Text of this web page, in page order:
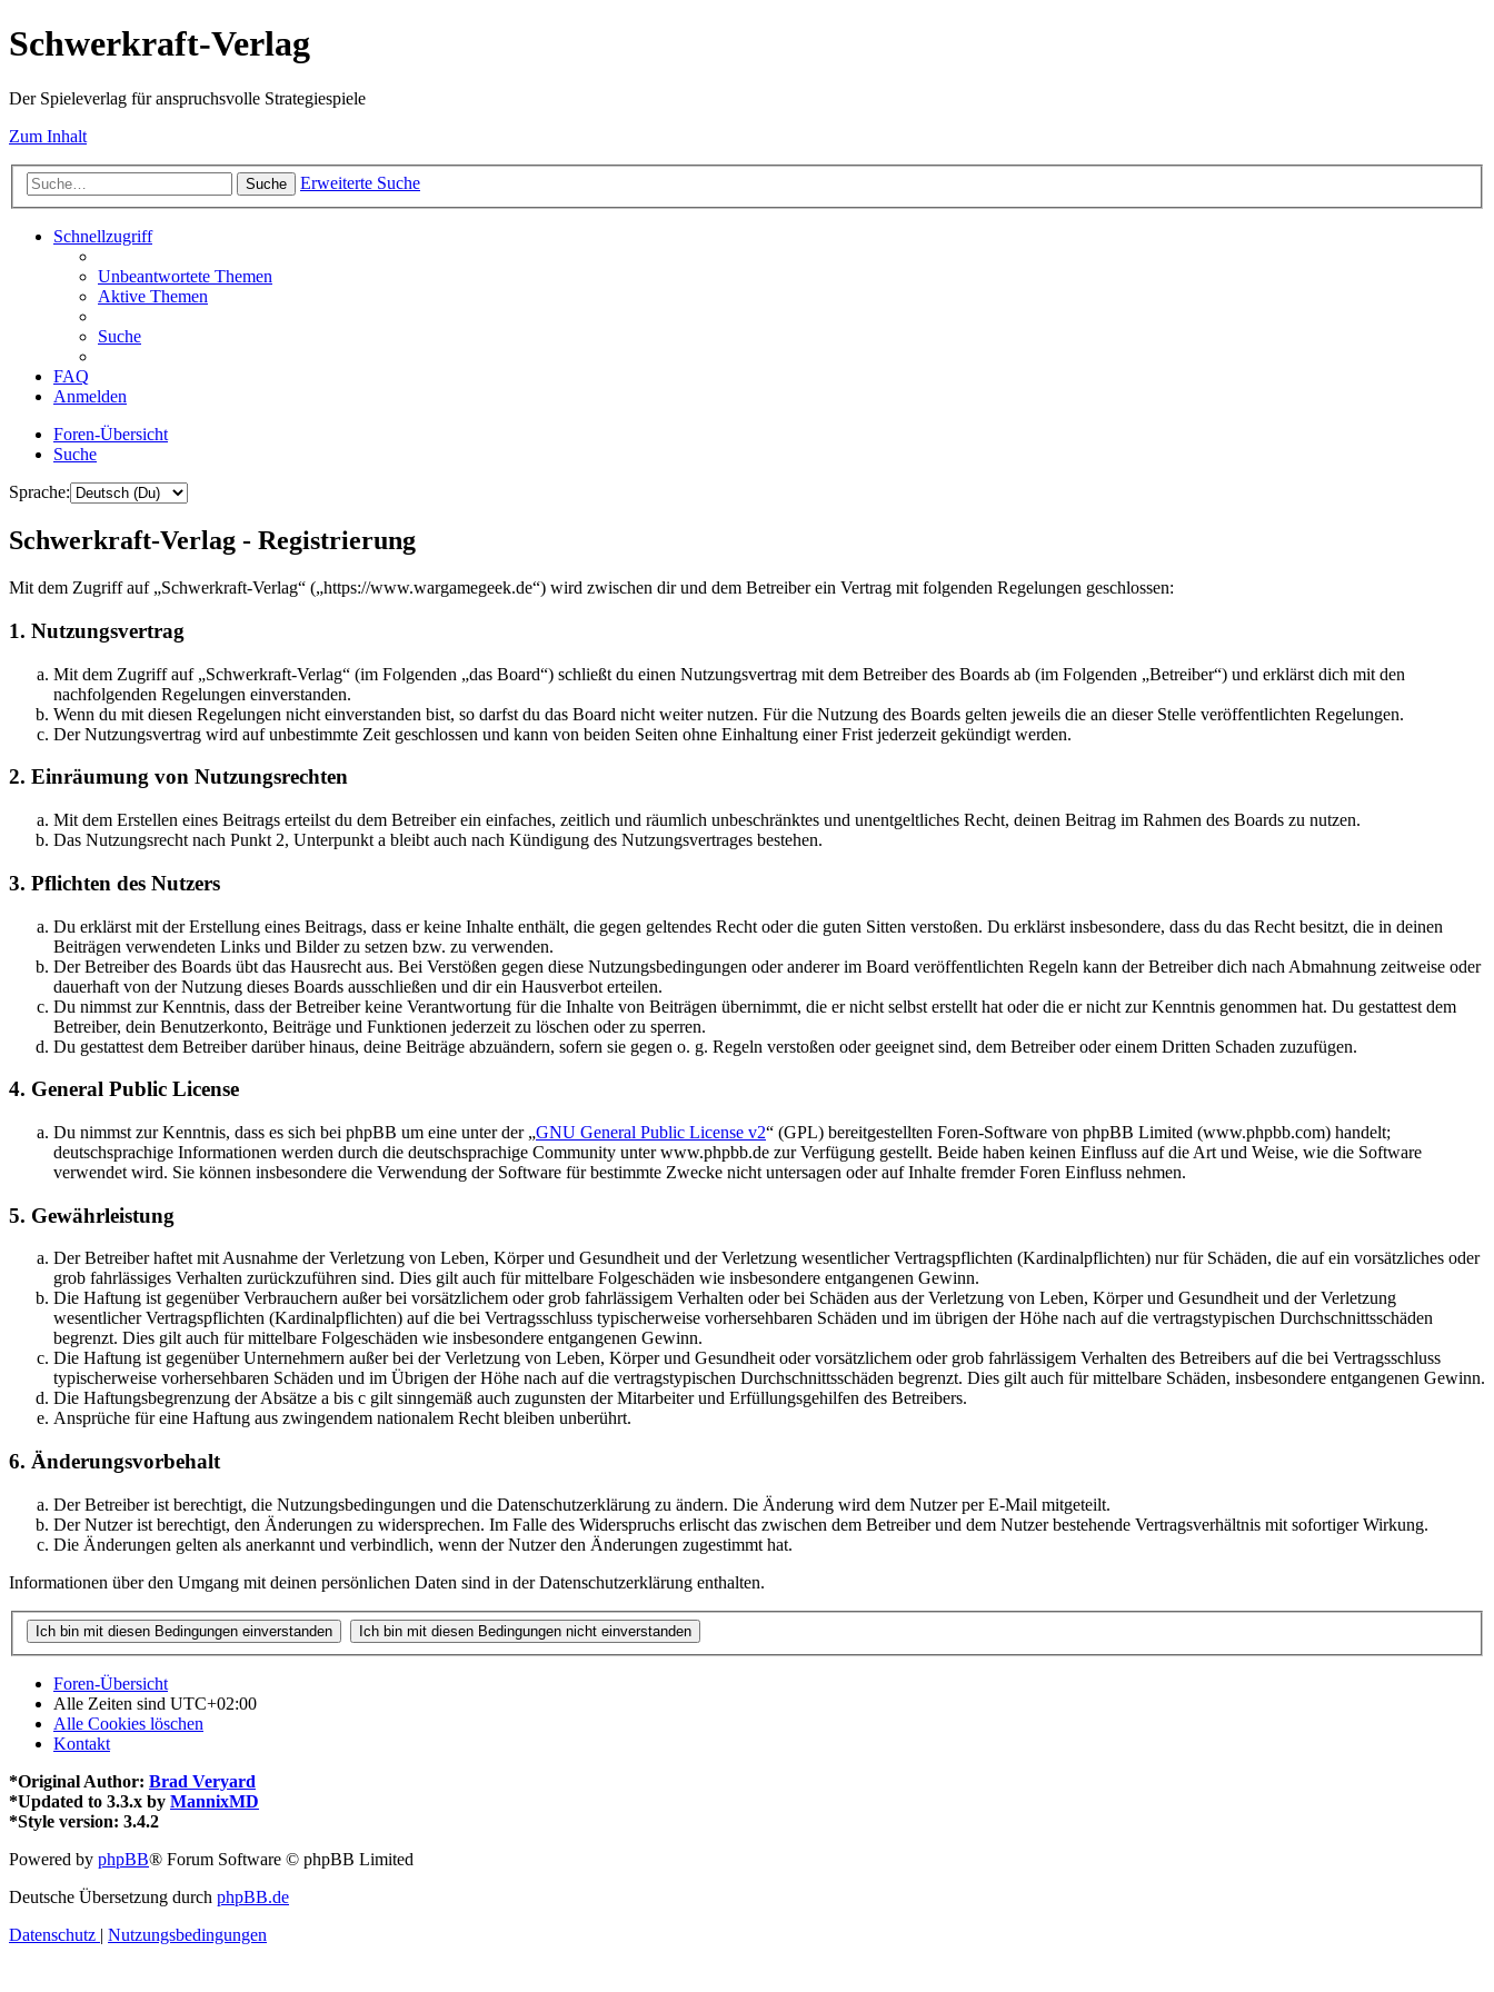
Schwerkraft-Verlag
Der Spieleverlag für anspruchsvolle Strategiespiele
Zum Inhalt
Suche Erweiterte Suche
Schnellzugriff
Unbeantwortete Themen
Aktive Themen
Suche
FAQ
Anmelden
Foren-Übersicht
Suche
Sprache:
Schwerkraft-Verlag - Registrierung
Mit dem Zugriff auf „Schwerkraft-Verlag“ („https://www.wargamegeek.de“) wird zwischen dir und dem Betreiber ein Vertrag mit folgenden Regelungen geschlossen:
1. Nutzungsvertrag
Mit dem Zugriff auf „Schwerkraft-Verlag“ (im Folgenden „das Board“) schließt du einen Nutzungsvertrag mit dem Betreiber des Boards ab (im Folgenden „Betreiber“) und erklärst dich mit den
nachfolgenden Regelungen einverstanden.
Wenn du mit diesen Regelungen nicht einverstanden bist, so darfst du das Board nicht weiter nutzen. Für die Nutzung des Boards gelten jeweils die an dieser Stelle veröffentlichten Regelungen.
Der Nutzungsvertrag wird auf unbestimmte Zeit geschlossen und kann von beiden Seiten ohne Einhaltung einer Frist jederzeit gekündigt werden.
2. Einräumung von Nutzungsrechten
Mit dem Erstellen eines Beitrags erteilst du dem Betreiber ein einfaches, zeitlich und räumlich unbeschränktes und unentgeltliches Recht, deinen Beitrag im Rahmen des Boards zu nutzen.
Das Nutzungsrecht nach Punkt 2, Unterpunkt a bleibt auch nach Kündigung des Nutzungsvertrages bestehen.
3. Pflichten des Nutzers
Du erklärst mit der Erstellung eines Beitrags, dass er keine Inhalte enthält, die gegen geltendes Recht oder die guten Sitten verstoßen. Du erklärst insbesondere, dass du das Recht besitzt, die in deinen
Beiträgen verwendeten Links und Bilder zu setzen bzw. zu verwenden.
Der Betreiber des Boards übt das Hausrecht aus. Bei Verstößen gegen diese Nutzungsbedingungen oder anderer im Board veröffentlichten Regeln kann der Betreiber dich nach Abmahnung zeitweise oder
dauerhaft von der Nutzung dieses Boards ausschließen und dir ein Hausverbot erteilen.
Du nimmst zur Kenntnis, dass der Betreiber keine Verantwortung für die Inhalte von Beiträgen übernimmt, die er nicht selbst erstellt hat oder die er nicht zur Kenntnis genommen hat. Du gestattest dem
Betreiber, dein Benutzerkonto, Beiträge und Funktionen jederzeit zu löschen oder zu sperren.
Du gestattest dem Betreiber darüber hinaus, deine Beiträge abzuändern, sofern sie gegen o. g. Regeln verstoßen oder geeignet sind, dem Betreiber oder einem Dritten Schaden zuzufügen.
4. General Public License
Du nimmst zur Kenntnis, dass es sich bei phpBB um eine unter der „GNU General Public License v2“ (GPL) bereitgestellten Foren-Software von phpBB Limited (www.phpbb.com) handelt;
deutschsprachige Informationen werden durch die deutschsprachige Community unter www.phpbb.de zur Verfügung gestellt. Beide haben keinen Einfluss auf die Art und Weise, wie die Software
verwendet wird. Sie können insbesondere die Verwendung der Software für bestimmte Zwecke nicht untersagen oder auf Inhalte fremder Foren Einfluss nehmen.
5. Gewährleistung
Der Betreiber haftet mit Ausnahme der Verletzung von Leben, Körper und Gesundheit und der Verletzung wesentlicher Vertragspflichten (Kardinalpflichten) nur für Schäden, die auf ein vorsätzliches oder
grob fahrlässiges Verhalten zurückzuführen sind. Dies gilt auch für mittelbare Folgeschäden wie insbesondere entgangenen Gewinn.
Die Haftung ist gegenüber Verbrauchern außer bei vorsätzlichem oder grob fahrlässigem Verhalten oder bei Schäden aus der Verletzung von Leben, Körper und Gesundheit und der Verletzung
wesentlicher Vertragspflichten (Kardinalpflichten) auf die bei Vertragsschluss typischerweise vorhersehbaren Schäden und im übrigen der Höhe nach auf die vertragstypischen Durchschnittsschäden
begrenzt. Dies gilt auch für mittelbare Folgeschäden wie insbesondere entgangenen Gewinn.
Die Haftung ist gegenüber Unternehmern außer bei der Verletzung von Leben, Körper und Gesundheit oder vorsätzlichem oder grob fahrlässigem Verhalten des Betreibers auf die bei Vertragsschluss
typischerweise vorhersehbaren Schäden und im Übrigen der Höhe nach auf die vertragstypischen Durchschnittsschäden begrenzt. Dies gilt auch für mittelbare Schäden, insbesondere entgangenen Gewinn.
Die Haftungsbegrenzung der Absätze a bis c gilt sinngemäß auch zugunsten der Mitarbeiter und Erfüllungsgehilfen des Betreibers.
Ansprüche für eine Haftung aus zwingendem nationalem Recht bleiben unberührt.
6. Änderungsvorbehalt
Der Betreiber ist berechtigt, die Nutzungsbedingungen und die Datenschutzerklärung zu ändern. Die Änderung wird dem Nutzer per E-Mail mitgeteilt.
Der Nutzer ist berechtigt, den Änderungen zu widersprechen. Im Falle des Widerspruchs erlischt das zwischen dem Betreiber und dem Nutzer bestehende Vertragsverhältnis mit sofortiger Wirkung.
Die Änderungen gelten als anerkannt und verbindlich, wenn der Nutzer den Änderungen zugestimmt hat.
Informationen über den Umgang mit deinen persönlichen Daten sind in der Datenschutzerklärung enthalten.
Foren-Übersicht
Alle Zeiten sind UTC+02:00
Alle Cookies löschen
Kontakt
*Original Author: Brad Veryard
*Updated to 3.3.x by MannixMD
*Style version: 3.4.2
Powered by phpBB® Forum Software © phpBB Limited
Deutsche Übersetzung durch phpBB.de
Datenschutz | Nutzungsbedingungen